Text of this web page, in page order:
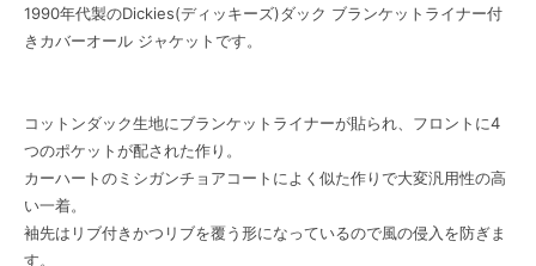
1990年代製のDickies(ディッキーズ)ダック ブランケットライナー付
きカバーオール ジャケットです。
コットンダック生地にブランケットライナーが貼られ、フロントに4
つのポケットが配された作り。
カーハートのミシガンチョアコートによく似た作りで大変汎用性の高
い一着。
袖先はリブ付きかつリブを覆う形になっているので風の侵入を防ぎま
す。